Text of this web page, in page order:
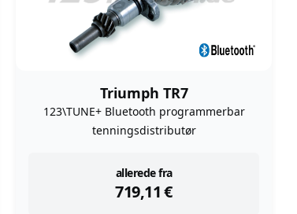
Triumph TR7
123\TUNE+ Bluetooth programmerbar
tenningsdistributør
allerede fra
719,11€
instock